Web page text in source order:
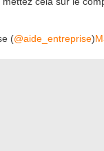
(@aide_entreprise)